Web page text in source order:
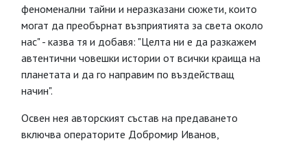
феноменални тайни и неразказани сюжети, които
могат да преобърнат възприятията за света около
нас" - казва тя и добавя: "Целта ни е да разкажем
автентични човешки истории от всички краища на
планетата и да го направим по въздействащ
начин".
Освен нея авторският състав на предаването
включва операторите Добромир Иванов,